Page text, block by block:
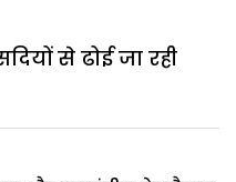
से ढोई जा रही